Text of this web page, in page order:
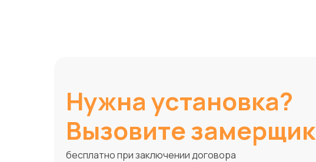
Нужна установка?
Вызовите
бесплатно при заключении договора